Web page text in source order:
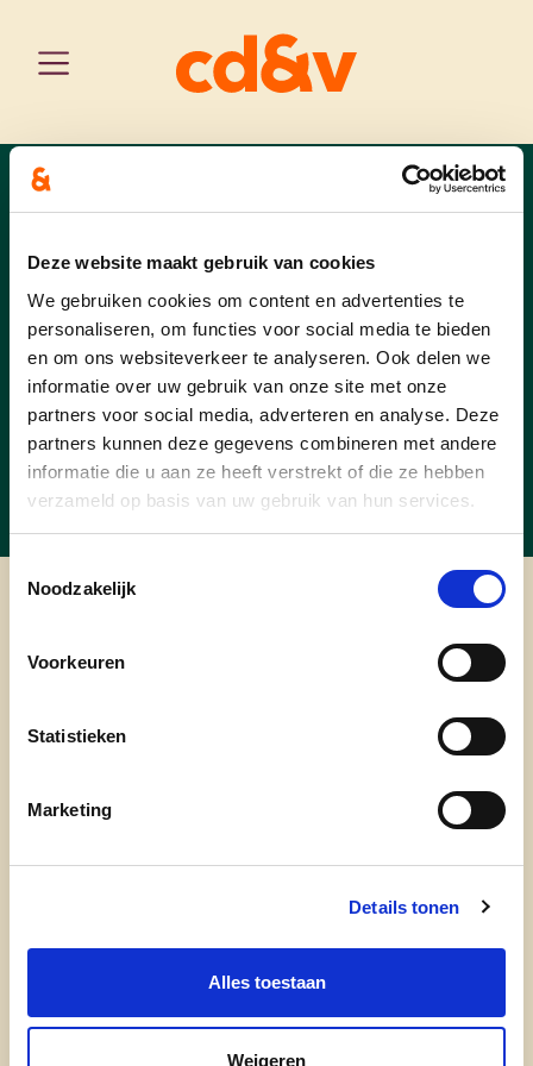
Deze website maakt gebruik van cookies
We gebruiken cookies om content en advertenties te
personaliseren, om functies voor social media te bieden
en om ons websiteverkeer te analyseren. Ook delen we
informatie over uw gebruik van onze site met onze
partners voor social media, adverteren en analyse. Deze
partners kunnen deze gegevens combineren met andere
informatie die u aan ze heeft verstrekt of die ze hebben
verzameld op basis van uw gebruik van hun services.
Noodzakelijk
Voorkeuren
Statistieken
Marketing
Details tonen
Alles toestaan
Weigeren
Kalender
Er zijn geen evenementen gepland
in de nabije toekomst.
onze partij
doe mee